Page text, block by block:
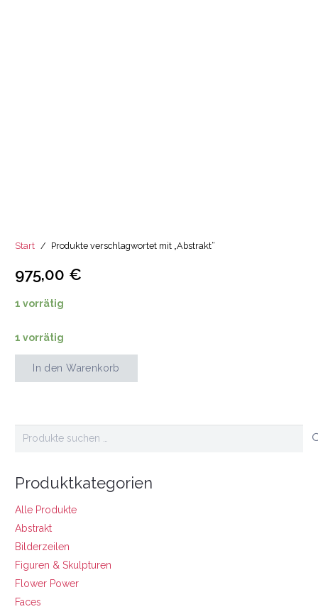
Start / Produkte verschlagwortet mit „Abstrakt“
975,00 €
1 vorrätig
1 vorrätig
Green
Menge
In den Warenkorb
nach:
Produktkategorien
Alle Produkte
Abstrakt
Bilderzeilen
Figuren & Skulpturen
Flower Power
Faces